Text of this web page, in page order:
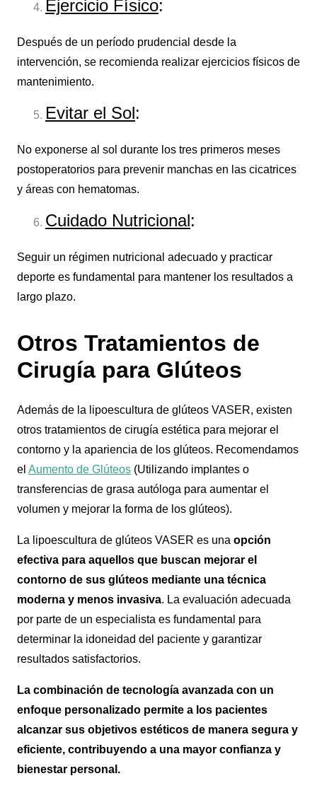
Ejercicio Físico:
Después de un período prudencial desde la
intervención, se recomienda realizar ejercicios físicos de
mantenimiento.
Evitar el Sol:
No exponerse al sol durante los tres primeros meses
postoperatorios para prevenir manchas en las cicatrices
y áreas con hematomas.
Cuidado Nutricional:
Seguir un régimen nutricional adecuado y practicar
deporte es fundamental para mantener los resultados a
largo plazo.
Otros Tratamientos de
Cirugía para Glúteos
Además de la lipoescultura de glúteos VASER, existen
otros tratamientos de cirugía estética para mejorar el
contorno y la apariencia de los glúteos. Recomendamos
el Aumento de Glúteos (Utilizando implantes o
transferencias de grasa autóloga para aumentar el
volumen y mejorar la forma de los glúteos).
La lipoescultura de glúteos VASER es una opción
efectiva para aquellos que buscan mejorar el
contorno de sus glúteos mediante una técnica
moderna y menos invasiva. La evaluación adecuada
por parte de un especialista es fundamental para
determinar la idoneidad del paciente y garantizar
resultados satisfactorios.
La combinación de tecnología avanzada con un
enfoque personalizado permite a los pacientes
alcanzar sus objetivos estéticos de manera segura y
eficiente, contribuyendo a una mayor confianza y
bienestar personal.